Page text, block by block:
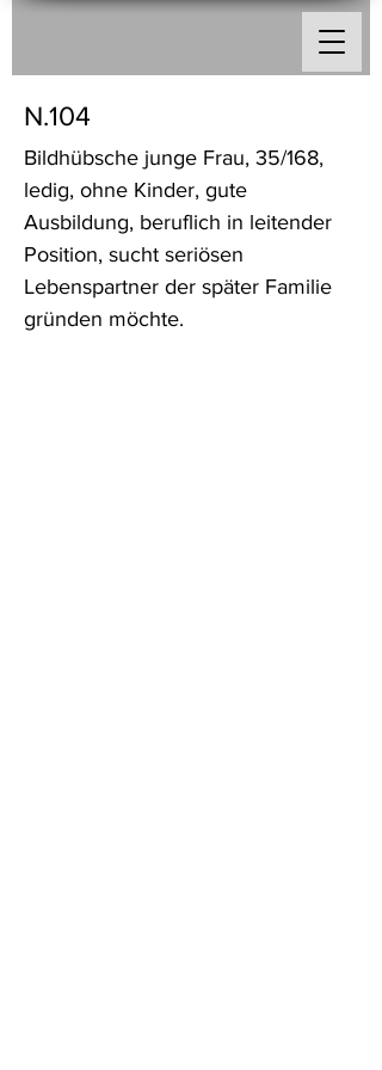
N.104
Bildhübsche junge Frau, 35/168,
ledig, ohne Kinder, gute
Ausbildung, beruflich in leitender
Position, sucht seriösen
Lebenspartner der später Familie
gründen möchte.